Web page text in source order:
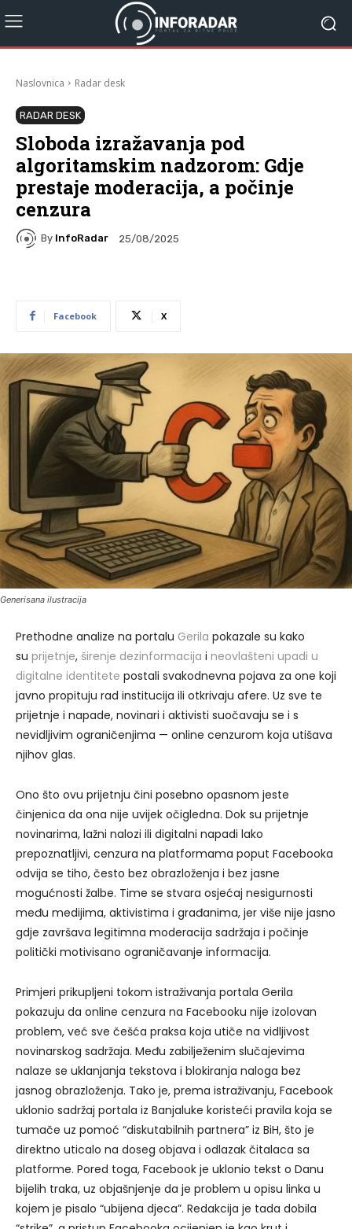
Naslovnica Radar desk
RADAR DESK
Sloboda izražavanja pod
algoritamskim nadzorom: Gdje
prestaje moderacija, a počinje
cenzura
By InfoRadar 25/08/2025
Facebook X
Generisana ilustracija
Prethodne analize na portalu Gerila pokazale su kako
su prijetnje, širenje dezinformacija i neovlašteni upadi u
digitalne identitete postali svakodnevna pojava za one koji
javno propituju rad institucija ili otkrivaju afere. Uz sve te
prijetnje i napade, novinari i aktivisti suočavaju se i s
nevidljivim ograničenjima — online cenzurom koja utišava
njihov glas.
Ono što ovu prijetnju čini posebno opasnom jeste
činjenica da ona nije uvijek očigledna. Dok su prijetnje
novinarima, lažni nalozi ili digitalni napadi lako
prepoznatljivi, cenzura na platformama poput Facebooka
odvija se tiho, često bez obrazloženja i bez jasne
mogućnosti žalbe. Time se stvara osjećaj nesigurnosti
među medijima, aktivistima i građanima, jer više nije jasno
gdje završava legitimna moderacija sadržaja i počinje
politički motivisano ograničavanje informacija.
Primjeri prikupljeni tokom istraživanja portala Gerila
pokazuju da online cenzura na Facebooku nije izolovan
problem, već sve češća praksa koja utiče na vidljivost
novinarskog sadržaja. Među zabilježenim slučajevima
nalaze se uklanjanja tekstova i blokiranja naloga bez
jasnog obrazloženja. Tako je, prema istraživanju, Facebook
uklonio sadržaj portala iz Banjaluke koristeći pravila koja se
tumače uz pomoć “diskutabilnih partnera” iz BiH, što je
direktno uticalo na doseg objava i odlazak čitalaca sa
platforme. Pored toga, Facebook je uklonio tekst o Danu
bijelih traka, uz objašnjenje da je problem u opisu linka u
kojem je pisalo “ubijena djeca”. Redakcija je tada dobila